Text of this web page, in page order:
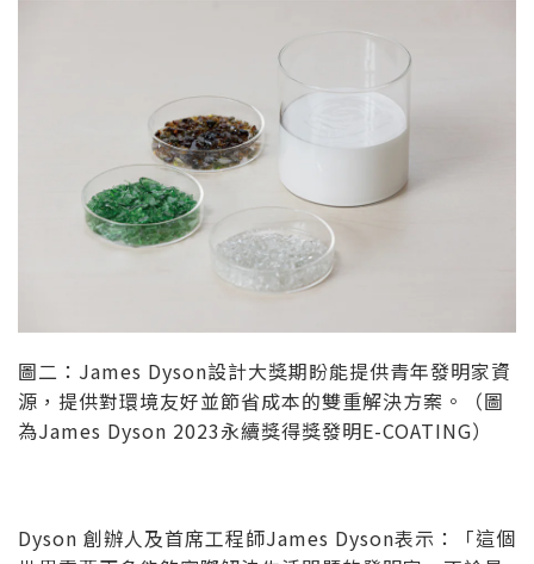
圖二：James Dyson設計大獎期盼能提供青年發明家資
源，提供對環境友好並節省成本的雙重解決方案。（圖
為James Dyson 2023永續獎得獎發明E-COATING）
Dyson 創辦人及首席工程師James Dyson表示：「這個